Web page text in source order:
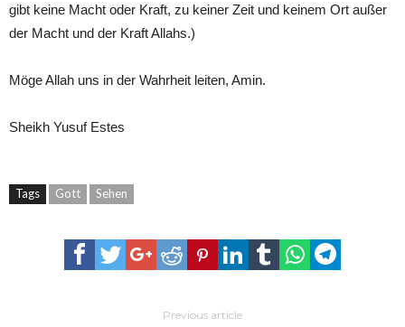
gibt keine Macht oder Kraft, zu keiner Zeit und keinem Ort außer
der Macht und der Kraft Allahs.)
Möge Allah uns in der Wahrheit leiten, Amin.
Sheikh Yusuf Estes
Tags Gott Sehen
Previous article